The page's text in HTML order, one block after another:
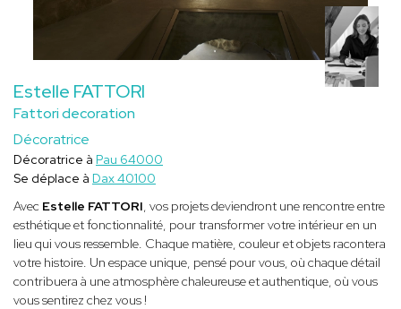
Estelle FATTORI
Fattori decoration
Décoratrice
Décoratrice à Pau 64000
Se déplace à Dax 40100
Avec Estelle FATTORI , vos projets deviendront une rencontre entre
esthétique et fonctionnalité, pour transformer votre intérieur en un
lieu qui vous ressemble. Chaque matière, couleur et objets racontera
votre histoire. Un espace unique, pensé pour vous, où chaque détail
contribuera à une atmosphère chaleureuse et authentique, où vous
vous sentirez chez vous !